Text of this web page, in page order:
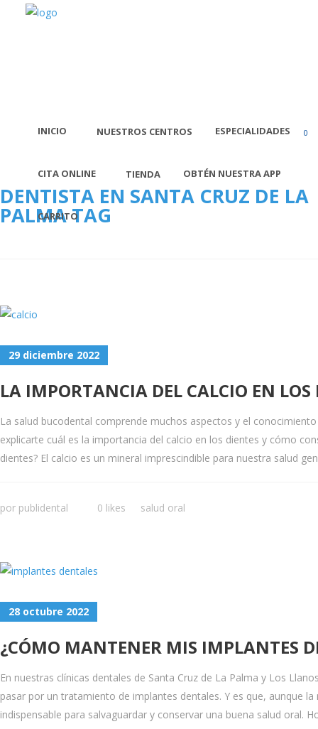
(+34) 922 41 02 02
Los Llanos de Aridane
Avda. Venezuela, 10. CC Trocadero (P.:3ª)
INICIO NUESTROS CENTROS ESPECIALIDADES
CITA ONLINE TIENDA OBTÉN NUESTRA APP
CARRITO
0
DENTISTA EN SANTA CRUZ DE LA
PALMA TAG
29 diciembre 2022
LA IMPORTANCIA DEL CALCIO EN LOS
La salud bucodental comprende muchos aspectos y el
explicarte cuál es la importancia del calcio en los dientes y cómo
dientes? El calcio es un mineral imprescindible para nuestra salud
por publidental 0 likes salud oral
28 octubre 2022
¿CÓMO MANTENER MIS IMPLANTES
En nuestras clínicas dentales de Santa Cruz de La Palma y Los
pasar por un tratamiento de implantes dentales. Y es que, aunque
indispensable para salvaguardar y conservar una buena salud oral.